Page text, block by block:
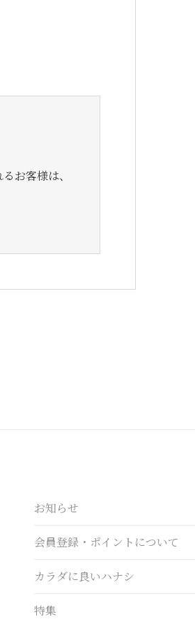
お客様は、
お知らせ
会員登録・ポイントについて
カラダに良いハナシ
特集